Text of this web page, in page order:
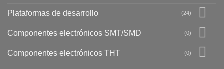
Plataformas de desarrollo (24)
Componentes electrónicos SMT/SMD (0)
Componentes electrónicos THT (0)